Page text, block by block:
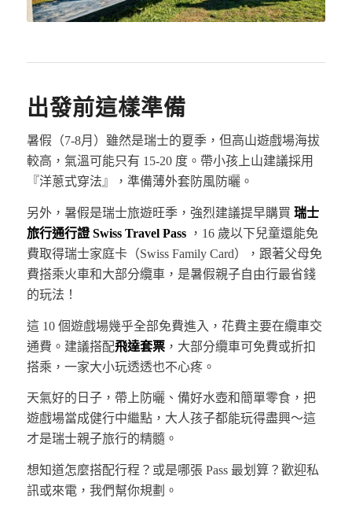
出發前這樣準備
暑假（7-8月）雖然是瑞士的夏季，但高山遊戲場海拔
較高，氣溫可能只有 15-20 度。帶小孩上山建議採用
『洋蔥式穿法』，準備薄外套防風防曬。
另外，暑假是瑞士旅遊旺季，強烈建議提早購買 瑞士
旅行通行證 Swiss Travel Pass
，16 歲以下兒童還能免
費取得瑞士家庭卡（Swiss Family Card），跟著父母免
費搭乘火車和大部分纜車，是暑假親子自由行最省錢
的玩法！
這 10 個遊戲場幾乎全部免費進入，花費主要在纜車交
通費。建議搭配飛達套票，大部分纜車可免費或折扣
搭乘，一家大小玩透透也不心疼。
天氣好的日子，帶上防曬、備好水壺和簡單零食，把
遊戲場當成健行中繼點，大人孩子都能玩得盡興～這
才是瑞士親子旅行的精髓。
想知道怎麼搭配行程？或是哪張 Pass 最划算？歡迎私
訊或來電，我們幫你規劃。